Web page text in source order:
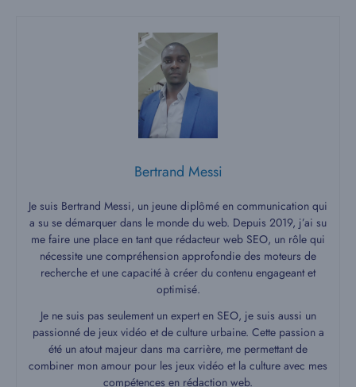
Bertrand Messi
Je suis Bertrand Messi, un jeune diplômé en communication qui
a su se démarquer dans le monde du web. Depuis 2019, j’ai su
me faire une place en tant que rédacteur web SEO, un rôle qui
nécessite une compréhension approfondie des moteurs de
recherche et une capacité à créer du contenu engageant et
optimisé.
Je ne suis pas seulement un expert en SEO, je suis aussi un
passionné de jeux vidéo et de culture urbaine. Cette passion a
été un atout majeur dans ma carrière, me permettant de
combiner mon amour pour les jeux vidéo et la culture avec mes
compétences en rédaction web.